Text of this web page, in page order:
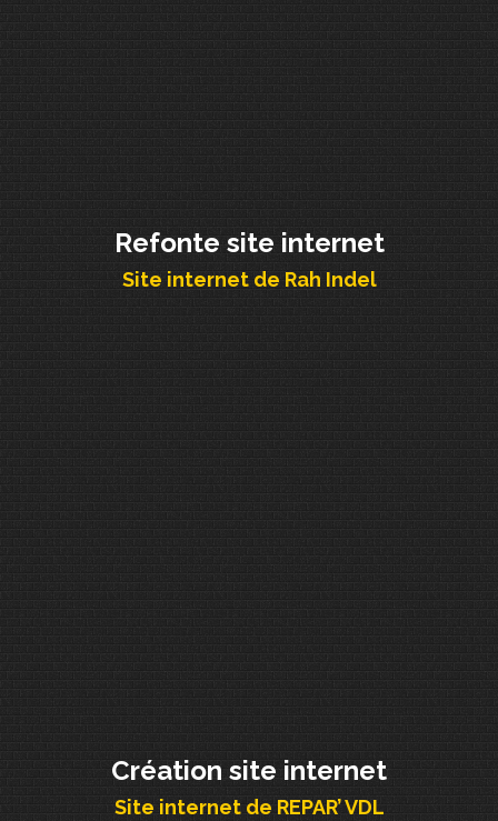
Refonte site internet
Site internet de Rah Indel
Création site internet
Site internet de REPAR’ VDL